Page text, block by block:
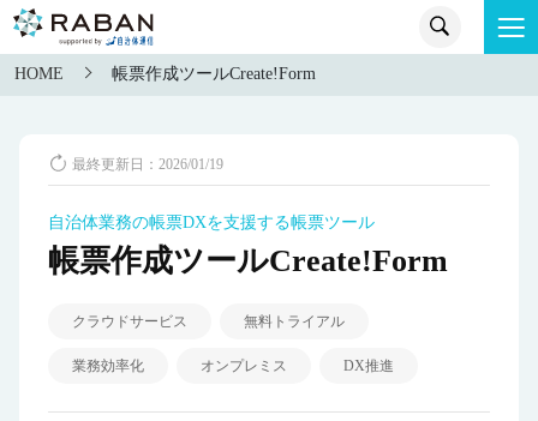
HOME 帳票作成ツールCreate!Form
最終更新日：2026/01/19
自治体業務の帳票DXを支援する帳票ツール
帳票作成ツールCreate!Form
クラウドサービス 無料トライアル
業務効率化 オンプレミス DX推進